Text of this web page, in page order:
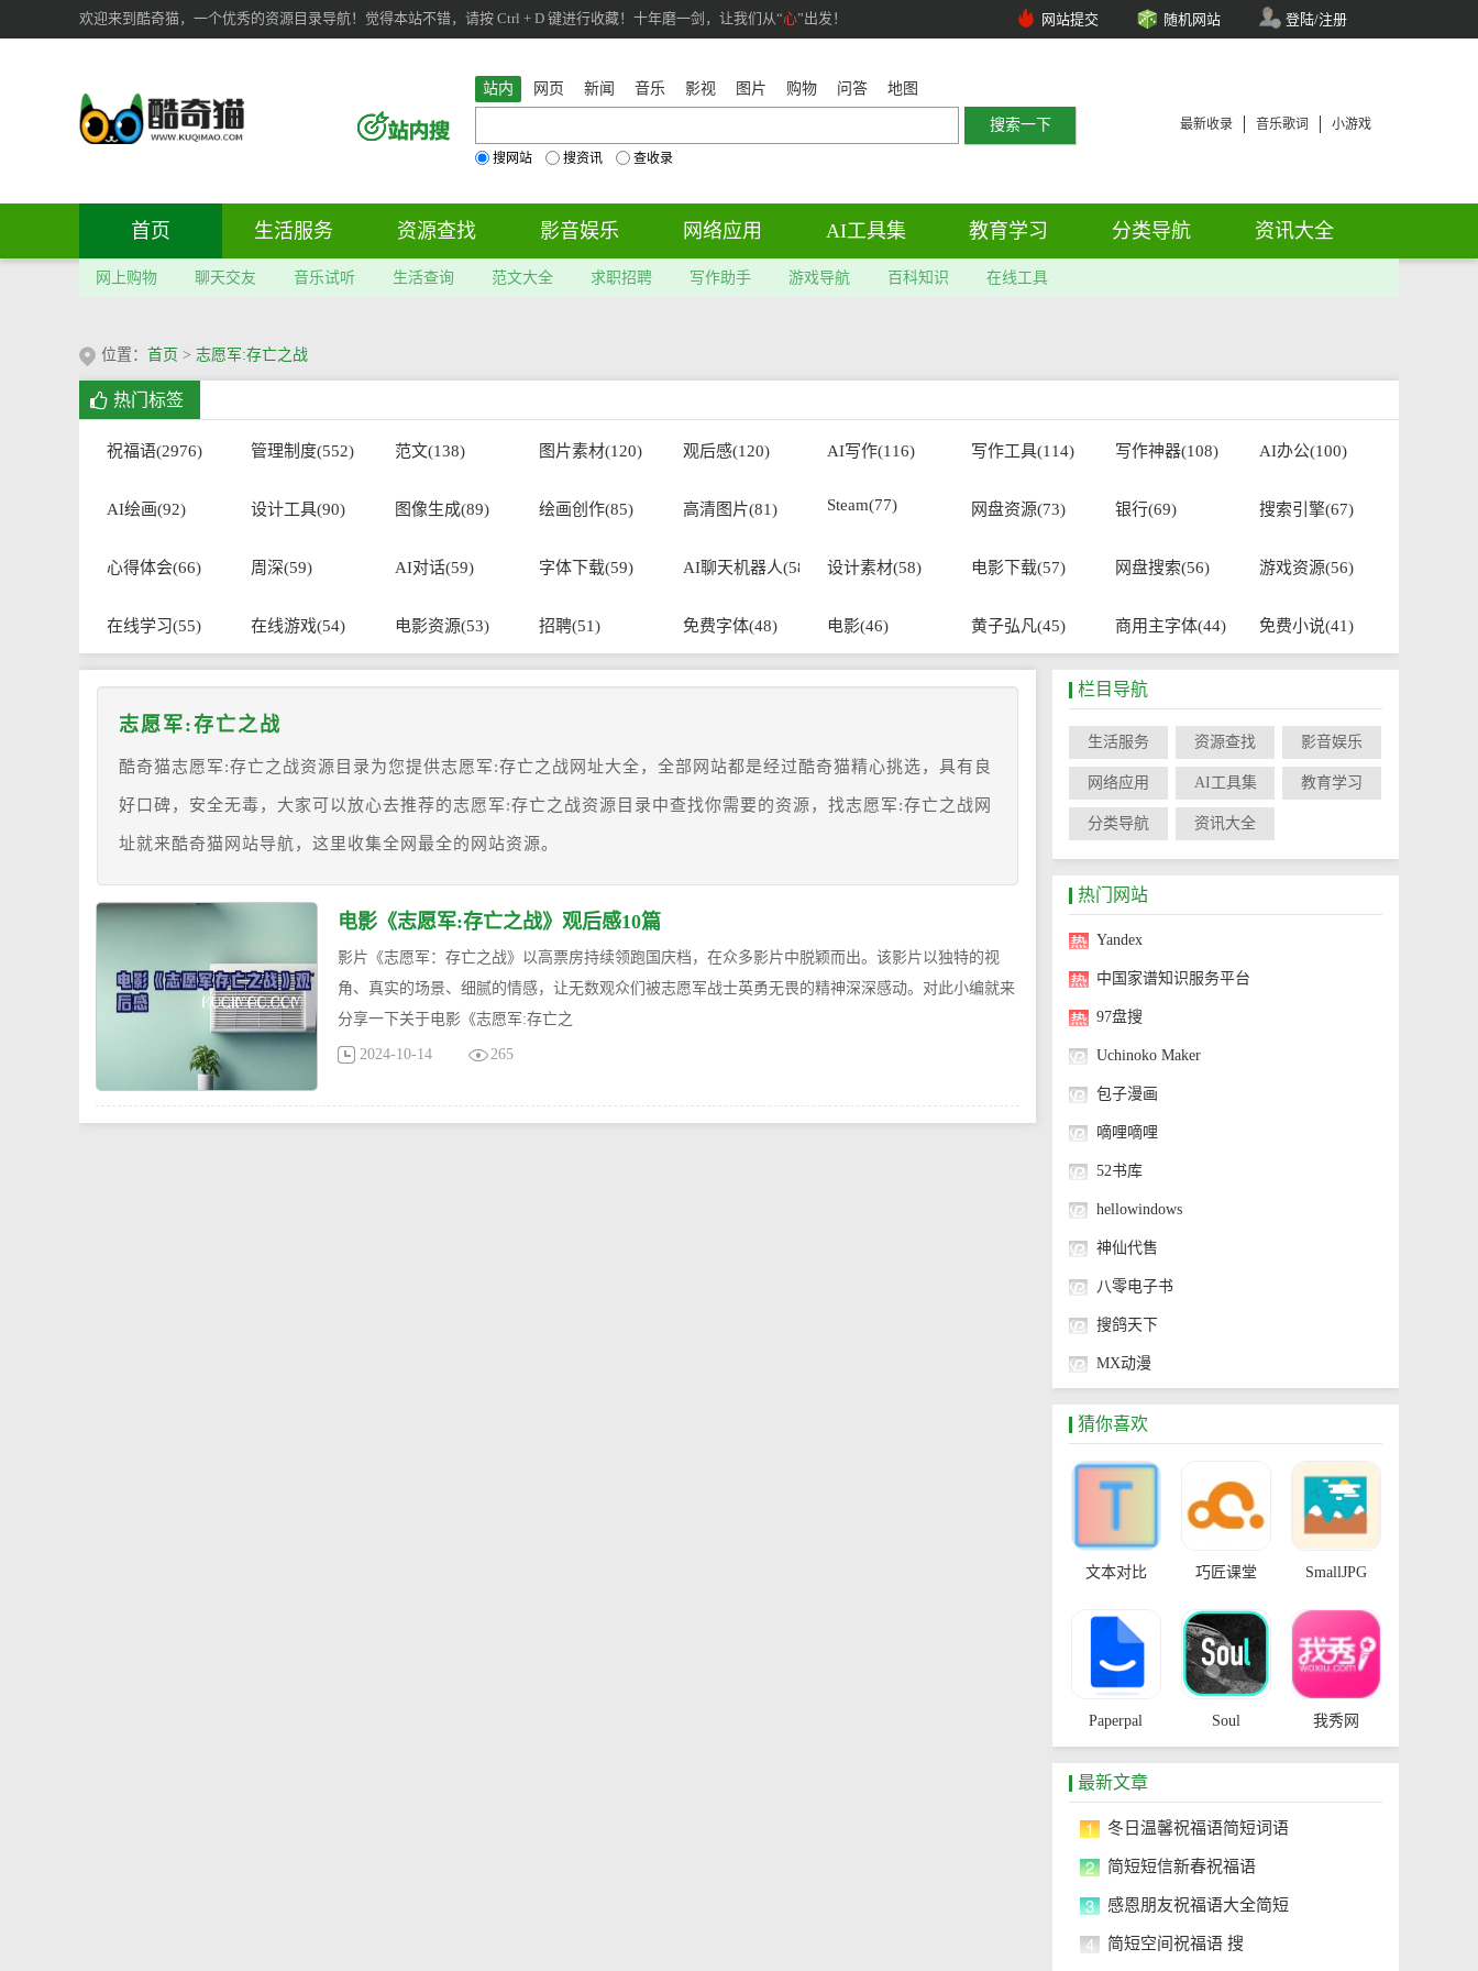
欢迎来到酷奇猫，一个优秀的资源目录导航！觉得本站不错，请按 Ctrl + D 键进行收藏！十年磨一剑，让我们从“心”出发！ 网站提交 随机网站 登陆/注册
站内 网页 新闻 音乐 影视 图片 购物 问答 地图
搜网站 搜资讯 查收录
最新收录 音乐歌词 小游戏
首页 生活服务 资源查找 影音娱乐 网络应用 AI工具集 教育学习 分类导航 资讯大全
网上购物 聊天交友 音乐试听 生活查询 范文大全 求职招聘 写作助手 游戏导航 百科知识 在线工具
位置： 首页 > 志愿军:存亡之战
热门标签
祝福语(2976) 管理制度(552) 范文(138) 图片素材(120) 观后感(120) AI写作(116) 写作工具(114) 写作神器(108) AI办公(100)
AI绘画(92) 设计工具(90) 图像生成(89) 绘画创作(85) 高清图片(81) Steam(77) 网盘资源(73) 银行(69) 搜索引擎(67)
心得体会(66) 周深(59) AI对话(59) 字体下载(59) AI聊天机器人(58) 设计素材(58) 电影下载(57) 网盘搜索(56) 游戏资源(56)
在线学习(55) 在线游戏(54) 电影资源(53) 招聘(51) 免费字体(48) 电影(46) 黄子弘凡(45) 商用主字体(44) 免费小说(41)
志愿军:存亡之战
酷奇猫志愿军:存亡之战资源目录为您提供志愿军:存亡之战网址大全，全部网站都是经过酷奇猫精心挑选，具有良
好口碑，安全无毒，大家可以放心去推荐的志愿军:存亡之战资源目录中查找你需要的资源，找志愿军:存亡之战网
址就来酷奇猫网站导航，这里收集全网最全的网站资源。
电影《志愿军:存亡之战》观后感10篇
影片《志愿军：存亡之战》以高票房持续领跑国庆档，在众多影片中脱颖而出。该影片以独特的视
角、真实的场景、细腻的情感，让无数观众们被志愿军战士英勇无畏的精神深深感动。对此小编就来
分享一下关于电影《志愿军:存亡之
2024-10-14 265
栏目导航
生活服务 资源查找 影音娱乐
网络应用 AI工具集 教育学习
分类导航 资讯大全
热门网站
Yandex
中国家谱知识服务平台
97盘搜
Uchinoko Maker
包子漫画
嘀哩嘀哩
52书库
hellowindows
神仙代售
八零电子书
搜鸽天下
MX动漫
猜你喜欢
文本对比 巧匠课堂 SmallJPG
Paperpal Soul 我秀网
最新文章
1 冬日温馨祝福语简短词语
2 简短短信新春祝福语
3 感恩朋友祝福语大全简短
4 简短空间祝福语 搜